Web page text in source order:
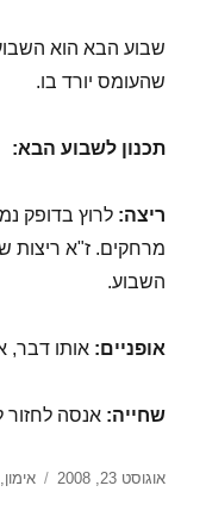
שבוע הבא הוא
שהעומס יורד בו.
תכנון לשבוע הבא:
ריצה:לרוץ בדופק
השבוע.
אופניים:אותו דבר,
שחייה:אנסה
פורסם
אוגוסט 23, 2008 אימון